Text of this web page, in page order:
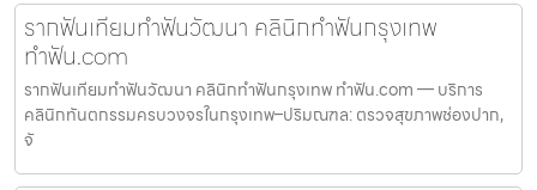
รากฟันเทียมทำฟันวัฒนา คลินิกทำฟันกรุงเทพ
ทำฟัน.com
รากฟันเทียมทำฟันวัฒนา คลินิกทำฟันกรุงเทพ ทำฟัน.com — บริการ
คลินิกทันตกรรมครบวงจรในกรุงเทพ–ปริมณฑล: ตรวจสุขภาพช่องปาก,
จั